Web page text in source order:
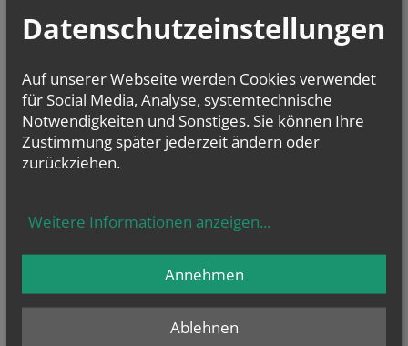
[JS] Arbeitswochenende Burg Wildegg
NEWSLETTER
Geben Sie bitte Ihre E-Mail Adresse ein
Ich habe dieInformationen zum Datenschutz
Datenschutzeinstellungen
Auf unserer Webseite werden Cookies verwendet
für Social Media, Analyse, systemtechnische
Notwendigkeiten und Sonstiges. Sie können Ihre
Zustimmung später jederzeit ändern oder
zurückziehen.
Weitere Informationen anzeigen...
Ablehnen
Annehmen